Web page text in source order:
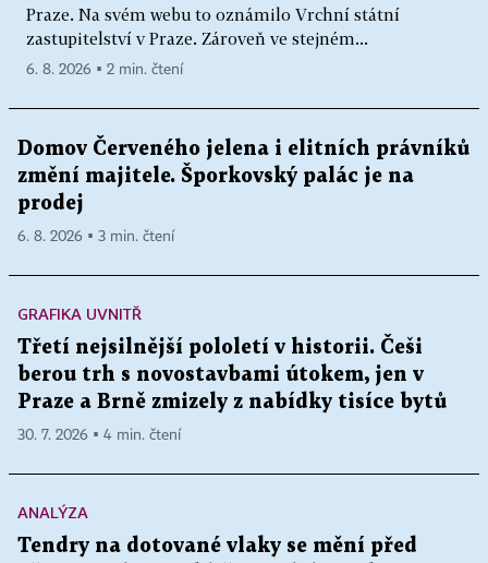
Praze. Na svém webu to oznámilo Vrchní státní
zastupitelství v Praze. Zároveň ve stejném...
6. 8. 2026 ▪ 2 min. čtení
Domov Červeného jelena i elitních právníků
změní majitele. Šporkovský palác je na
prodej
6. 8. 2026 ▪ 3 min. čtení
GRAFIKA UVNITŘ
Třetí nejsilnější pololetí v historii. Češi
berou trh s novostavbami útokem, jen v
Praze a Brně zmizely z nabídky tisíce bytů
30. 7. 2026 ▪ 4 min. čtení
ANALÝZA
Tendry na dotované vlaky se mění před